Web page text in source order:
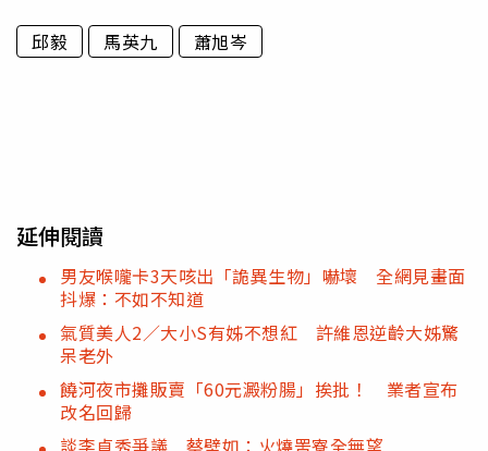
邱毅 馬英九 蕭旭岑
延伸閱讀
男友喉嚨卡3天咳出「詭異生物」嚇壞 全網見畫面
抖爆：不如不知道
氣質美人2／大小S有姊不想紅 許維恩逆齡大姊驚
呆老外
饒河夜市攤販賣「60元澱粉腸」挨批！ 業者宣布
改名回歸